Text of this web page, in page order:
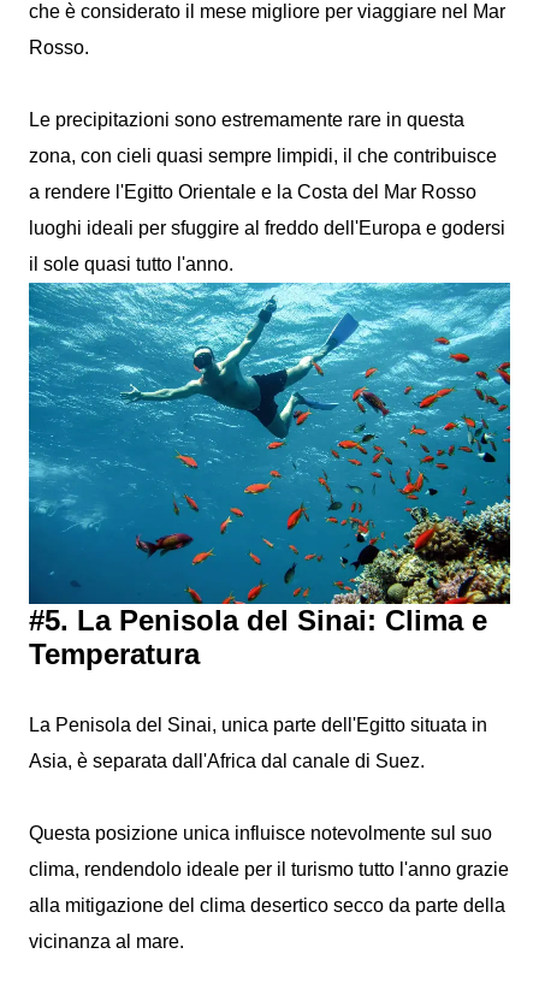
che è considerato il mese migliore per viaggiare nel Mar
Rosso.
Le precipitazioni sono estremamente rare in questa
zona, con cieli quasi sempre limpidi, il che contribuisce
a rendere l'Egitto Orientale e la Costa del Mar Rosso
luoghi ideali per sfuggire al freddo dell'Europa e godersi
il sole quasi tutto l'anno.
#5. La Penisola del Sinai: Clima e
Temperatura
La Penisola del Sinai, unica parte dell'Egitto situata in
Asia, è separata dall'Africa dal canale di Suez.
Questa posizione unica influisce notevolmente sul suo
clima, rendendolo ideale per il turismo tutto l'anno grazie
alla mitigazione del clima desertico secco da parte della
vicinanza al mare.